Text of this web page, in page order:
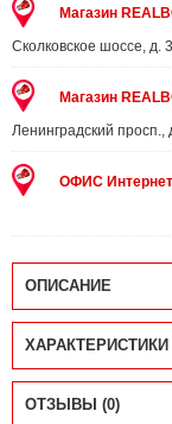
Магазин
Сколковское шоссе,
Магазин
Ленинградский
ОФИС
ОПИСАНИЕ
ХАРАКТЕРИСТИКИ
ОТЗЫВЫ (0)